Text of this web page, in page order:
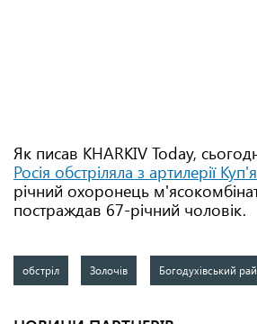
Як писав KHARKIV Today,
Росія обстріляла з артилерії
річний охоронець
постраждав 67-річний чоловік.
обстріл Золочів Богодухівський